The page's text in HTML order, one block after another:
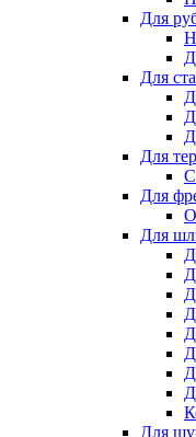
Для
Для
Для
Для
Для
Для